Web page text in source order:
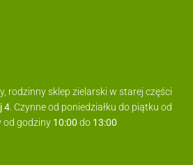
rodzinny sklep zielarski w starej części
4 . Czynne od poniedziałku do piątku od
od godziny 10:00 do 13:00